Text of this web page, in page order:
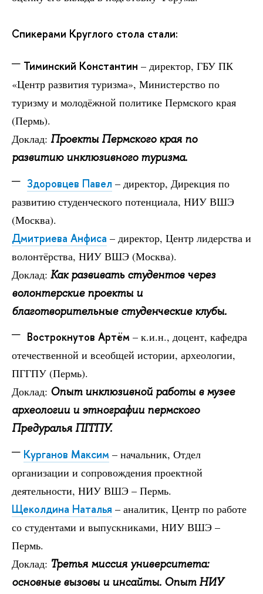
Спикерами Круглого стола стали:
Тиминский Константин – директор, ГБУ ПК
«Центр развития туризма», Министерство по
туризму и молодёжной политике Пермского края
(Пермь).
Доклад: Проекты Пермского края по
развитию инклюзивного туризма.
Здоровцев Павел – директор, Дирекция по
развитию студенческого потенциала, НИУ ВШЭ
(Москва).
Дмитриева Анфиса – директор, Центр лидерства и
волонтёрства, НИУ ВШЭ (Москва).
Доклад: Как развивать студентов через
волонтерские проекты и
благотворительные студенческие клубы.
Вострокнутов Артём – к.и.н., доцент, кафедра
отечественной и всеобщей истории, археологии,
ПГГПУ (Пермь).
Доклад: Опыт инклюзивной работы в музее
археологии и этнографии пермского
Предуралья ПГГПУ.
Курганов Максим – начальник, Отдел
организации и сопровождения проектной
деятельности, НИУ ВШЭ – Пермь.
Щеколдина Наталья – аналитик, Центр по работе
со студентами и выпускниками, НИУ ВШЭ –
Пермь.
Доклад: Третья миссия университета:
основные вызовы и инсайты. Опыт НИУ